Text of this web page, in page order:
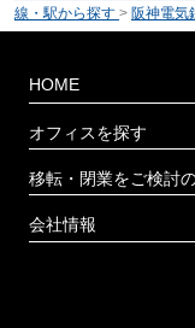
線・駅から探す > 阪神電気
HOME
オフィスを探す
移転・閉業をご検討
会社情報